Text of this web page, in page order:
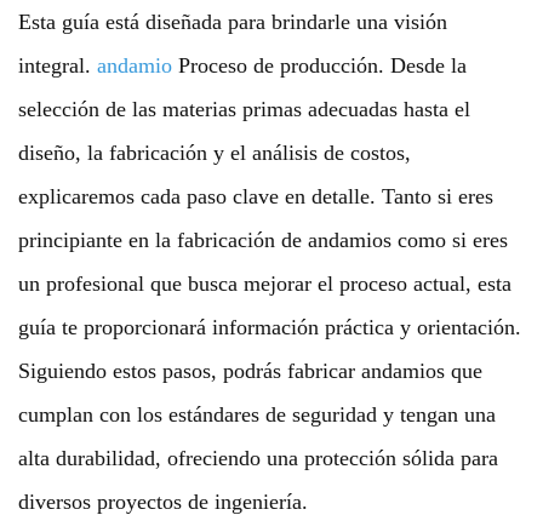
Esta guía está diseñada para brindarle una visión
integral. andamio Proceso de producción. Desde la
selección de las materias primas adecuadas hasta el
diseño, la fabricación y el análisis de costos,
explicaremos cada paso clave en detalle. Tanto si eres
principiante en la fabricación de andamios como si eres
un profesional que busca mejorar el proceso actual, esta
guía te proporcionará información práctica y orientación.
Siguiendo estos pasos, podrás fabricar andamios que
cumplan con los estándares de seguridad y tengan una
alta durabilidad, ofreciendo una protección sólida para
diversos proyectos de ingeniería.